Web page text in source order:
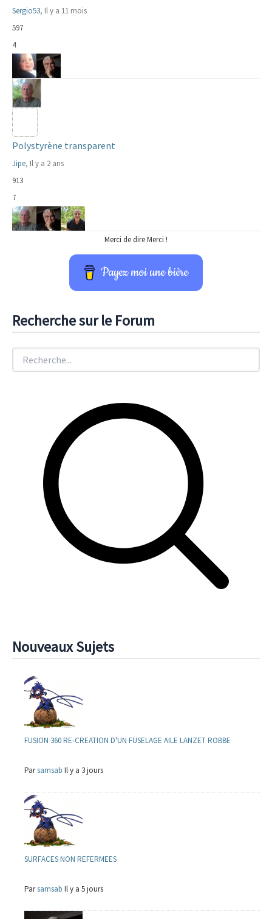
Sergio53, Il y a 11 mois
597
4
Polystyrène transparent
Jipe, Il y a 2 ans
913
7
Merci de dire Merci !
Payez moi une bière
Recherche sur le Forum
Nouveaux Sujets
FUSION 360 RE-CREATION D'UN FUSELAGE AILE LANZET ROBBE
Parsamsab Il y a 3 jours
SURFACES NON REFERMEES
Parsamsab Il y a 5 jours